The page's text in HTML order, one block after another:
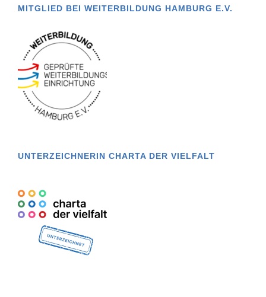
MITGLIED BEI WEITERBILDUNG HAMBURG E.V.
UNTERZEICHNERIN CHARTA DER VIELFALT